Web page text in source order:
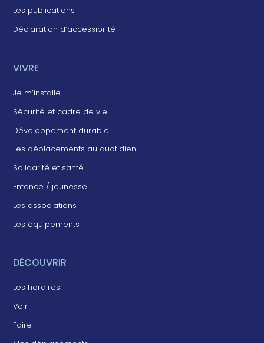
Les publications
Déclaration d’accessibilité
VIVRE
Je m’installe
Sécurité et cadre de vie
Développement durable
Les déplacements au quotidien
Solidarité et santé
Enfance / jeunesse
Les associations
Les équipements
DÉCOUVRIR
Les horaires
Voir
Faire